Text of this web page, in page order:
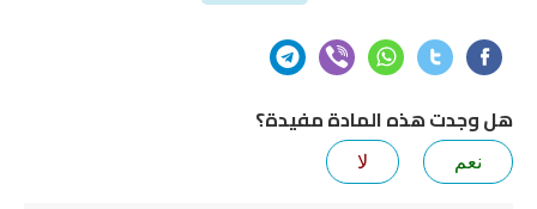
هل وجدت هذه المادة مفيدة؟
نعم لا